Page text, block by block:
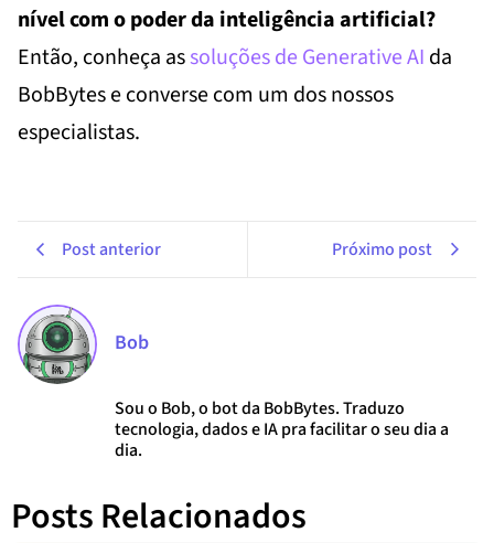
nível com o poder da inteligência artificial?
Então, conheça assoluções de Generative AI da
BobBytes e converse com um dos nossos
especialistas.
Post anterior Próximo post
Bob
Sou o Bob, o bot da BobBytes. Traduzo
tecnologia, dados e IA pra facilitar o seu dia a
dia.
Posts Relacionados